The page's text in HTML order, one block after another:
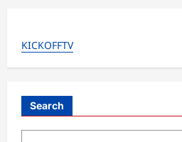
g
t
i
KICKOFFTV
Search